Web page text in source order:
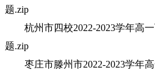
题.zip
杭州市四校2022-2023学年高一
题.zip
枣庄市滕州市2022-2023学年高